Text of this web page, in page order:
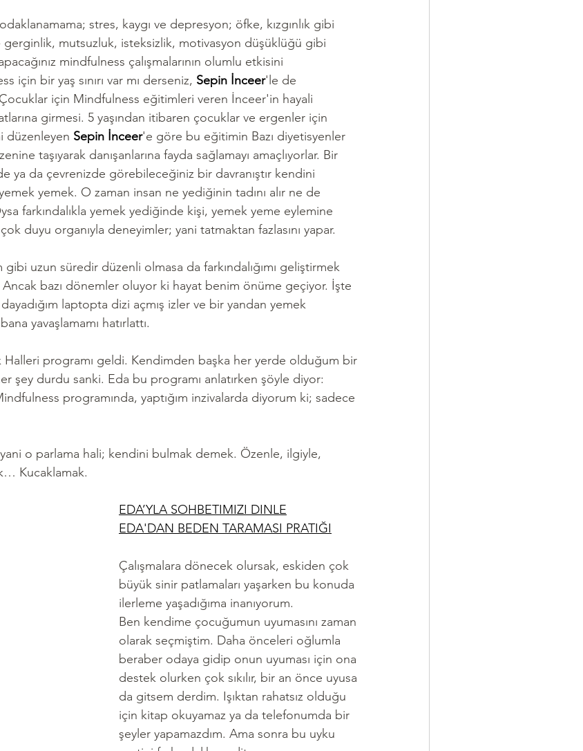
stres, kaygı ve depresyon; öfke, kızgınlık gibi
- gerginlik, mutsuzluk, isteksizlik, motivasyon düşüklüğü gibi
mindfulness çalışmalarının olumlu etkisini
için bir yaş sınırı var mı derseniz, Sepin İnceer'le de
Çocuklar için Mindfulness eğitimleri veren İnceer'in hayali
girmesi. 5 yaşından itibaren çocuklar ve ergenler için
düzenleyen Sepin İnceer'e göre bu eğitimin Bazı diyetisyenler
taşıyarak danışanlarına fayda sağlamayı amaçlıyorlar. Bir
ya da çevrenizde görebileceğiniz bir davranıştır kendini
yemek. O zaman insan ne yediğinin tadını alır ne de
farkındalıkla yemek yediğinde kişi, yemek yeme eylemine
duyu organıyla deneyimler; yani tatmaktan fazlasını yapar.
uzun süredir düzenli olmasa da farkındalığımı geliştirmek
Ancak bazı dönemler oluyor ki hayat benim önüme geçiyor. İşte
laptopta dizi açmış izler ve bir yandan yemek
yavaşlamamı hatırlattı.
Halleri programı geldi. Kendimden başka her yerde olduğum bir
şey durdu sanki. Eda bu programı anlatırken şöyle diyor:
programında, yaptığım inzivalarda diyorum ki; sadece
yani o parlama hali; kendini bulmak demek. Özenle, ilgiyle,
Kucaklamak.
EDA’YLA SOHBETIMIZI DINLE
EDA'DAN BEDEN TARAMASI PRATIĞI
Çalışmalara dönecek olursak, eskiden çok
büyük sinir patlamaları yaşarken bu konuda
ilerleme yaşadığıma inanıyorum.
Ben kendime çocuğumun uyumasını zaman
olarak seçmiştim. Daha önceleri oğlumla
beraber odaya gidip onun uyuması için ona
destek olurken çok sıkılır, bir an önce uyusa
da gitsem derdim. Işıktan rahatsız olduğu
için kitap okuyamaz ya da telefonumda bir
şeyler yapamazdım. Ama sonra bu uyku